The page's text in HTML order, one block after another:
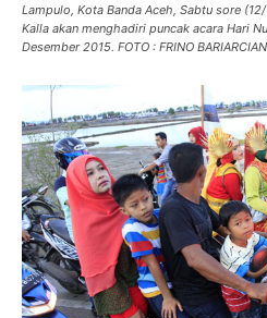
Lampulo, Kota Banda Aceh, Sabtu sore
Kalla akan menghadiri puncak acara Hari
Desember 2015. FOTO : FRINO